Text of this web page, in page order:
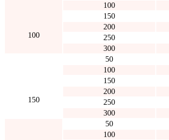
100
100
150
200
250
300
150
50
100
150
200
250
300
50
100